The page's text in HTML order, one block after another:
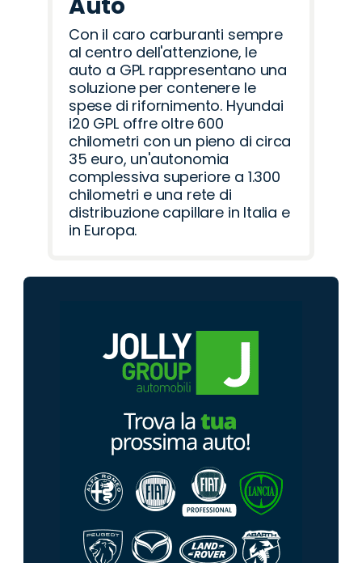
Con il caro carburanti sempre
al centro dell'attenzione, le
auto a GPL rappresentano una
soluzione per contenere le
spese di rifornimento. Hyundai
i20 GPL offre oltre 600
chilometri con un pieno di circa
35 euro, un'autonomia
complessiva superiore a 1.300
chilometri e una rete di
distribuzione capillare in Italia e
in Europa.